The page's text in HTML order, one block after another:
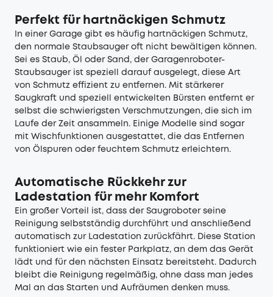
Perfekt für hartnäckigen Schmutz
In einer Garage gibt es häufig hartnäckigen Schmutz,
den normale Staubsauger oft nicht bewältigen können.
Sei es Staub, Öl oder Sand, der Garagenroboter-
Staubsauger ist speziell darauf ausgelegt, diese Art
von Schmutz effizient zu entfernen. Mit stärkerer
Saugkraft und speziell entwickelten Bürsten entfernt er
selbst die schwierigsten Verschmutzungen, die sich im
Laufe der Zeit ansammeln. Einige Modelle sind sogar
mit Wischfunktionen ausgestattet, die das Entfernen
von Ölspuren oder feuchtem Schmutz erleichtern.
Automatische Rückkehr zur
Ladestation für mehr Komfort
Ein großer Vorteil ist, dass der Saugroboterseine
Reinigung selbstständig durchführt und anschließend
automatisch zur Ladestation zurückfährt. Diese Station
funktioniert wie ein fester Parkplatz, an dem das Gerät
lädt und für den nächsten Einsatz bereitsteht. Dadurch
bleibt die Reinigung regelmäßig, ohne dass man jedes
Mal an das Starten und Aufräumen denken muss.